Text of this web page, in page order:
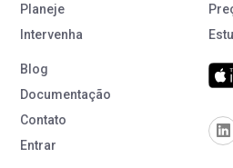
Planeje
Intervenha
Blog
Documentação
Contato
Entrar